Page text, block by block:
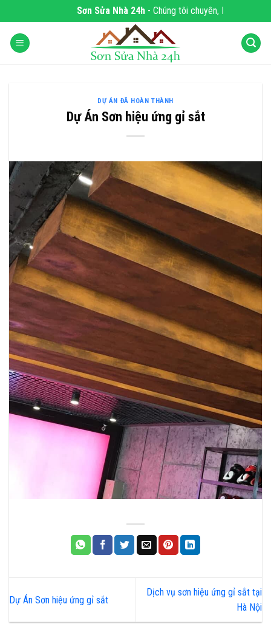
to
content
Sơn Sửa Nhà 24h- Chúng tôi chuyên, DỊCH VỤ SƠN
DỰ ÁN ĐÃ HOÀN THÀNH
Dự Án Sơn hiệu ứng gỉ sắt
Dự Án Sơn hiệu ứng gỉ sắt
Dịch vụ sơn hiệu ứng gỉ sắt tại
Hà Nội